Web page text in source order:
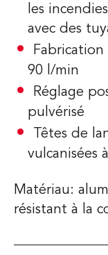
les
avec des
90 l/min
Réglage
pulvérisé
Têtes de
vulcanisées
Matériau:
résistant à la